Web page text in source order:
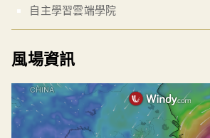
自主學習雲端學院
風場資訊